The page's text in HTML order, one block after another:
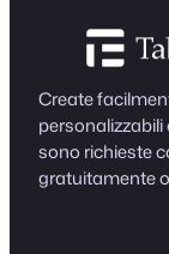
Create
personalizzabili
sono richieste
gratuitamente